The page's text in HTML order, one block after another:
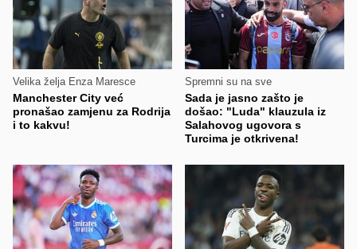
Velika želja Enza Maresce
Manchester City već
pronašao zamjenu za Rodrija
i to kakvu!
Spremni su na sve
Sada je jasno zašto je
došao: "Luda" klauzula iz
Salahovog ugovora s
Turcima je otkrivena!